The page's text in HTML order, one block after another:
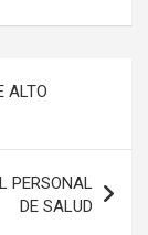
ALTO
PERSONAL
DE SALUD